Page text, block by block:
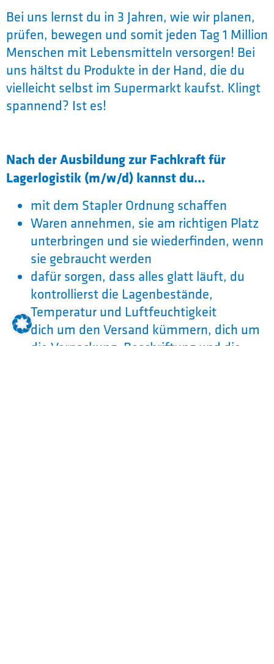
Bei uns lernst du in 3 Jahren, wie wir planen,
prüfen, bewegen und somit jeden Tag 1 Million
Menschen mit Lebensmitteln versorgen! Bei
uns hältst du Produkte in der Hand, die du
vielleicht selbst im Supermarkt kaufst. Klingt
spannend? Ist es!
Nach der Ausbildung zur Fachkraft für
Lagerlogistik (m/w/d) kannst du…
mit dem Stapler Ordnung schaffen
Waren annehmen, sie am richtigen Platz
unterbringen und sie wiederfinden, wenn
sie gebraucht werden
dafür sorgen, dass alles glatt läuft, du
kontrollierst die Lagenbestände,
Temperatur und Luftfeuchtigkeit
dich um den Versand kümmern, dich um
die Verpackung, Beschriftung und die